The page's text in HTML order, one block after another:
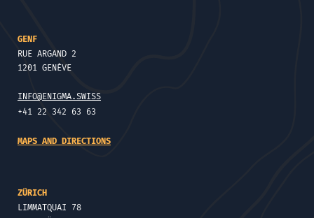
GENF
RUE ARGAND 2
1201 GENÈVE
INFO@ENIGMA.SWISS
+41 22 342 63 63
MAPS AND DIRECTIONS
ZÜRICH
LIMMATQUAI 78